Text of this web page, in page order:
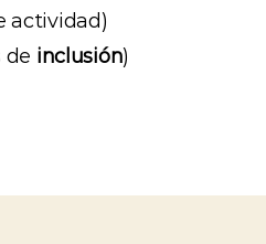
actividad)
de inclusión)